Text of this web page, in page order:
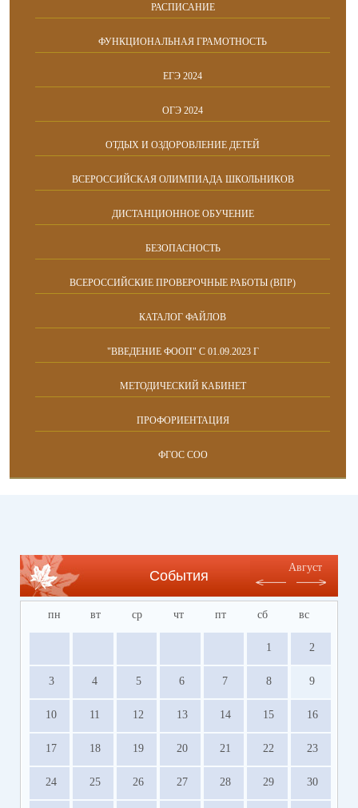
РАСПИСАНИЕ
ФУНКЦИОНАЛЬНАЯ ГРАМОТНОСТЬ
ЕГЭ 2024
ОГЭ 2024
ОТДЫХ И ОЗДОРОВЛЕНИЕ ДЕТЕЙ
ВСЕРОССИЙСКАЯ ОЛИМПИАДА ШКОЛЬНИКОВ
ДИСТАНЦИОННОЕ ОБУЧЕНИЕ
БЕЗОПАСНОСТЬ
ВСЕРОССИЙСКИЕ ПРОВЕРОЧНЫЕ РАБОТЫ (ВПР)
КАТАЛОГ ФАЙЛОВ
"ВВЕДЕНИЕ ФООП" С 01.09.2023 Г
МЕТОДИЧЕСКИЙ КАБИНЕТ
ПРОФОРИЕНТАЦИЯ
ФГОС СОО
События
Август
пн вт ср чт пт сб вс
1 2
3 4 5 6 7 8 9
10 11 12 13 14 15 16
17 18 19 20 21 22 23
24 25 26 27 28 29 30